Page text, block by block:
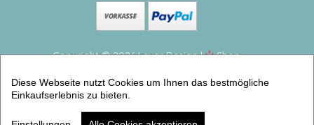
Copyright © 2026 Levar Design |
Shop
Kinderteller Traktor Melaminteller BPA frei und
hergestellt in Deutschland (teller flach groß) |
Artikelnummer: kitelzahl18 -2
Diese Webseite nutzt Cookies um Ihnen das bestmögliche
Einkaufserlebnis zu bieten.